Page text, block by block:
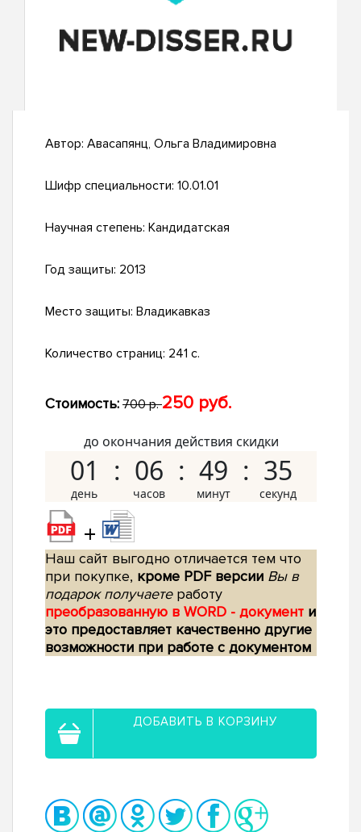
Автор: Авасапянц, Ольга Владимировна
Шифр специальности: 10.01.01
Научная степень: Кандидатская
Год защиты: 2013
Место защиты: Владикавказ
Количество страниц: 241 с.
Стоимость: 700 р.250 руб.
до окончания действия скидки
01 06 49 34
+
Наш сайт выгодно отличается тем что
при покупке, кроме PDF версии Вы в
подарок получаетеработу
преобразованную в WORD - документ и
это предоставляет качественно другие
возможности при работе с документом
ДОБАВИТЬ В КОРЗИНУ